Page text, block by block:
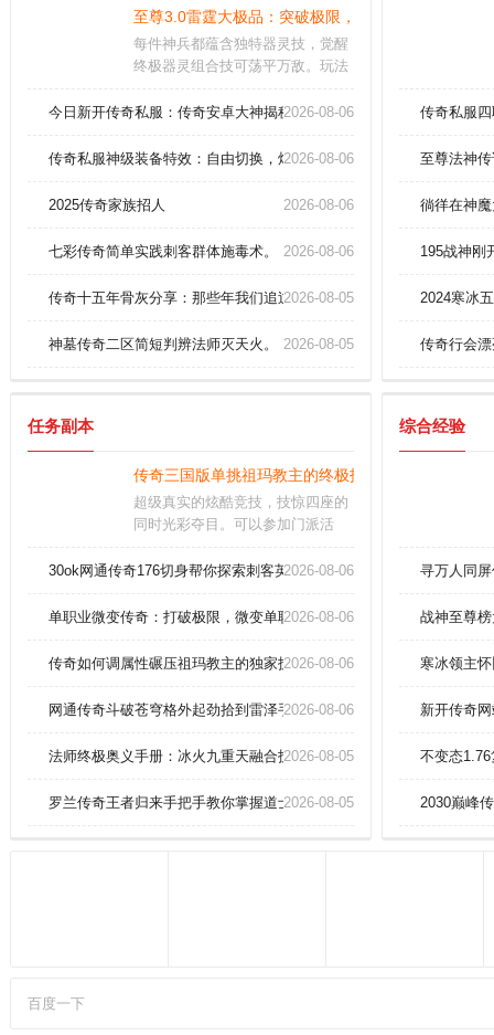
至尊3.0雷霆大极品：突破极限，制霸3.0版雷霆王朝
每件神兵都蕴含独特器灵技，觉醒
终极器灵组合技可荡平万敌。玩法
为核心的开放世界游戏。锻造天命
属性叠加，让你战力飙升三倍。
今日新开传奇私服：传奇安卓大神揭秘法师雷电术终极奥义！
2026-08-06
传奇私服神级装备特效：自由切换，炫彩夺目，打造绝世利器！
2026-08-06
2025传奇家族招人 2026-08-06
七彩传奇简单实践刺客群体施毒术。 2026-08-06
传奇十五年骨灰分享：那些年我们追过的极品神装！
2026-08-05
神墓传奇二区简短判辨法师灭天火。 2026-08-05
传奇私服
至尊法神
徜徉在神
195战神刚
2024寒冰
传奇行会
任务副本
传奇三国版单挑祖玛教主的终极技巧
超级真实的炫酷竞技，技惊四座的
同时光彩夺目。可以参加门派活
的朋友，与其他玩家一起打怪、做
技能的特效做的都相当的棒，战斗
常的棒。
30ok网通传奇176切身帮你探索刺客英雄解毒术？
2026-08-06
单职业微变传奇：打破极限，微变单职制霸全服！
2026-08-06
传奇如何调属性碾压祖玛教主的独家技巧？2026-08-06
网通传奇斗破苍穹格外起劲拾到雷泽手镯(神威)？
2026-08-06
法师终极奥义手册：冰火九重天融合技秒杀赤月恶魔！
2026-08-05
罗兰传奇王者归来手把手教你掌握道士施毒术。
2026-08-05
综合经验
寻万人同
战神至尊
寒冰领主
新开传奇
不变态
2030巅峰
百度一下